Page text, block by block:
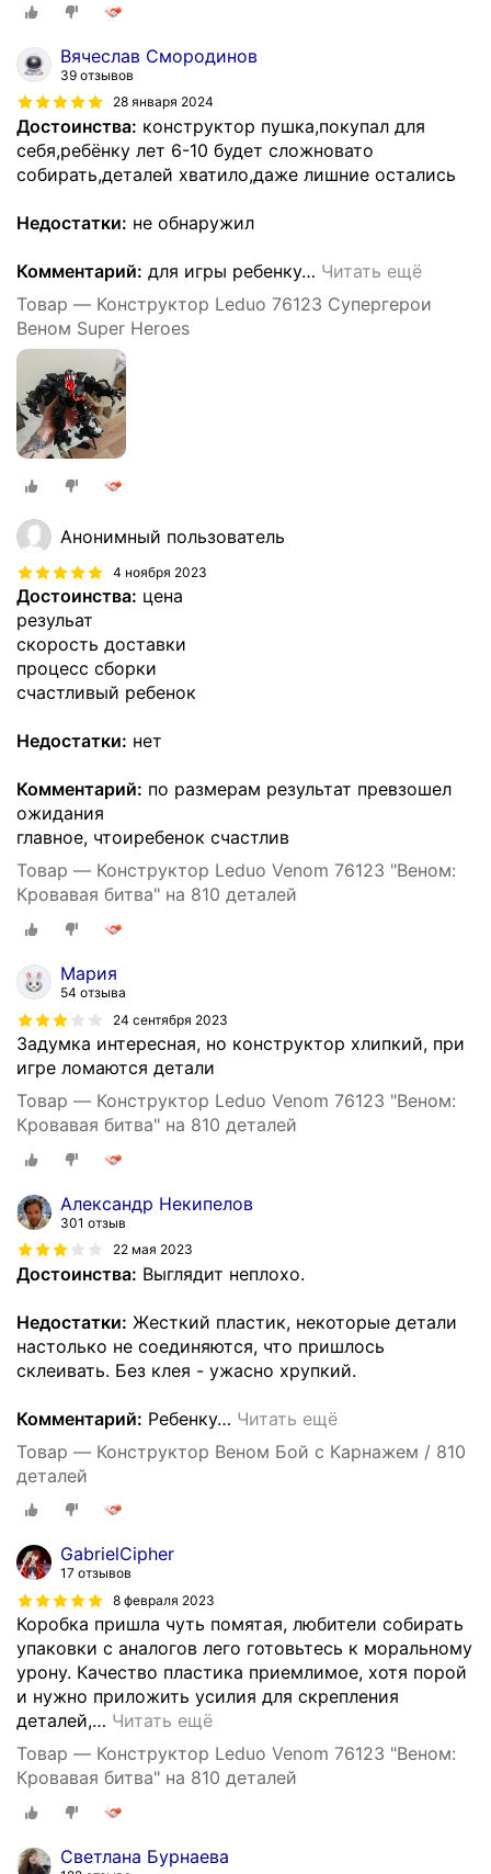
Вячеслав Смородинов
39 отзывов
28 января 2024
Достоинства: конструктор пушка,покупал для
себя,ребёнку лет 6-10 будет сложновато
собирать,деталей хватило,даже лишние остались
Недостатки: не обнаружил
Комментарий: для игры ребенку… Читать ещё
Товар — Конструктор Leduo 76123 Супергерои
Веном Super Heroes
Анонимный пользователь
4 ноября 2023
Достоинства: цена
резульат
скорость доставки
процесс сборки
счастливый ребенок
Недостатки: нет
Комментарий: по размерам результат превзошел
ожидания
главное, чтоиребенок счастлив
Товар — Конструктор Leduo Venom 76123 "Веном:
Кровавая битва" на 810 деталей
Мария
54 отзыва
24 сентября 2023
Задумка интересная, но конструктор хлипкий, при
игре ломаются детали
Товар — Конструктор Leduo Venom 76123 "Веном:
Кровавая битва" на 810 деталей
Александр Некипелов
301 отзыв
22 мая 2023
Достоинства: Выглядит неплохо.
Недостатки: Жесткий пластик, некоторые детали
настолько не соединяются, что пришлось
склеивать. Без клея - ужасно хрупкий.
Комментарий: Ребенку… Читать ещё
Товар — Конструктор Веном Бой с Карнажем / 810
деталей
GabrielCipher
17 отзывов
8 февраля 2023
Коробка пришла чуть помятая, любители собирать
упаковки с аналогов лего готовьтесь к моральному
урону. Качество пластика приемлимое, хотя порой
и нужно приложить усилия для скрепления
деталей,… Читать ещё
Товар — Конструктор Leduo Venom 76123 "Веном:
Кровавая битва" на 810 деталей
Светлана Бурнаева